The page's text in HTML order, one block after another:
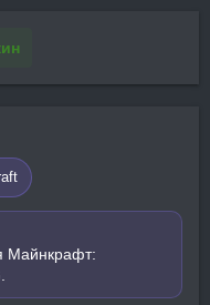
Майнкрафт: